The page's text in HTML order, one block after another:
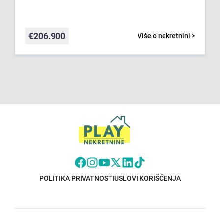
Više o nekretnini >
€206.900
POLITIKA PRIVATNOSTIUSLOVI KORIŠĆENJA